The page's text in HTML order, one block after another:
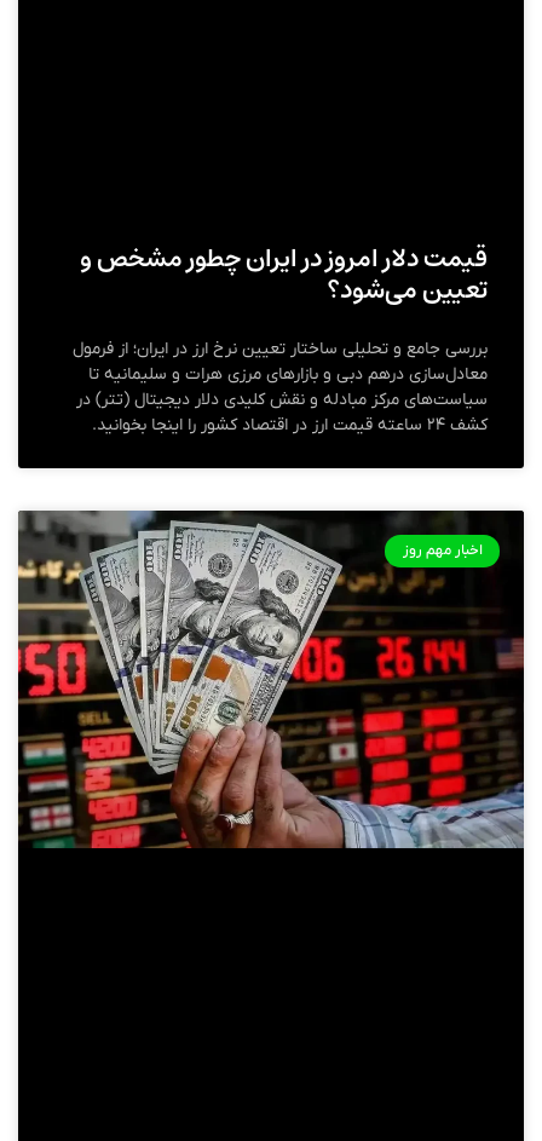
قیمت دلار امروز در ایران چطور مشخص و
تعیین می‌شود؟
بررسی جامع و تحلیلی ساختار تعیین نرخ ارز در ایران؛ از فرمول
معادل‌سازی درهم دبی و بازارهای مرزی هرات و سلیمانیه تا
سیاست‌های مرکز مبادله و نقش کلیدی دلار دیجیتال (تتر) در
کشف ۲۴ ساعته قیمت ارز در اقتصاد کشور را اینجا بخوانید.
اخبار مهم روز